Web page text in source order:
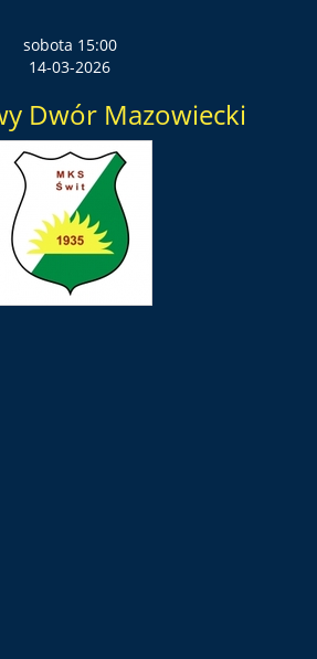
sobota 15:00
14-03-2026
Dwór Mazowiecki